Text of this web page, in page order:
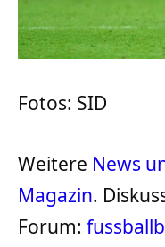
Fotos: SID
Weitere News
Magazin.
Forum: